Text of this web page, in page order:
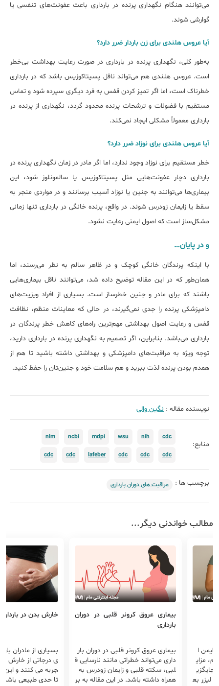
می‌توانند هنگام نگهداری پرنده در بارداری باعث عفونت‌های تنفسی یا
گوارشی شوند.
آیا عروس هلندی برای زن باردار ضرر دارد؟
به‌طور کلی، نگهداری پرنده در بارداری در صورت رعایت بهداشت بی‌خطر
است. عروس هلندی هم می‌تواند ناقل پسیتاکوزیس باشد که در بارداری
خطرناک است، اما اگر تمیز کردن قفس به فرد دیگری سپرده شود و تماس
مستقیم با فضولات و ترشحات پرنده محدود گردد، نگهداری از پرنده در
بارداری معمولاً مشکلی ایجاد نمی‌کند.
آیا عروس هلندی برای نوزاد ضرر دارد؟
خطر مستقیم برای نوزاد وجود ندارد، اما اگر مادر در زمان نگهداری پرنده در
بارداری دچار عفونت‌هایی مثل پسیتاکوزیس یا سالمونلوز شود، این
بیماری‌ها می‌توانند به جنین یا نوزاد آسیب برسانند و در مواردی منجر به
سقط یا زایمان زودرس شوند. در واقع، پرنده خانگی در بارداری تنها زمانی
مشکل‌ساز است که اصول ایمنی رعایت نشود.
و در پایان…
با اینکه پرندگان خانگی کوچک و در ظاهر سالم به نظر می‌رسند، اما
همان‌طور که در این مقاله توضیح داده شد، می‌توانند ناقل بیماری‌هایی
باشند که برای مادر و جنین خطرساز است. بسیاری از افراد ویزیت‌های
دامپزشکی پرنده را جدی نمی‌گیرند، در حالی که معاینات منظم، نظافت
قفس و رعایت اصول بهداشتی مهم‌ترین راه‌های کاهش خطر پرندگان در
بارداری می‌باشد. بنابراین، اگر تصمیم به نگهداری پرنده در بارداری دارید،
توجه ویژه به مراقبت‌های دامپزشکی و بهداشتی داشته باشید تا هم از
همدم بودن پرنده لذت ببرید و هم سلامت خود و جنین‌تان را حفظ کنید.
نویسنده مقاله : نگین والی
منابع:
cdc
nih
wsu
mdpi
ncbi
nlm
cdc
cdc
cdc
lafeber
cdc
cdc
برچسب ها : مراقبت های دوران بارداری
مطالب خواندنی دیگر...
ایمن ا
مزای
جایگزی
لیزر بع
بیماری عروق کرونر قلبی در دوران
بارداری
بیماری عروق کرونر قلبی در دوران بار
داری می‌تواند خطراتی مانند نارسایی ق
لبی، سکته قلبی و زایمان زودرس به
همراه داشته باشد. در این مقاله به بر
خارش بدن در بارداری
بسیاری از مادران
ی درجاتی از خارش
جربه می ‌کنند و این